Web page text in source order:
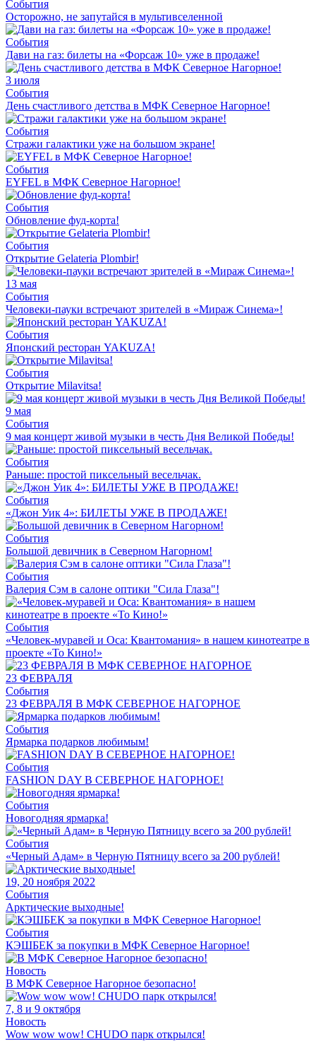
События
Осторожно, не запутайся в мультивселенной
События
Дави на газ: билеты на «Форсаж 10» уже в продаже!
3 июля
События
День счастливого детства в МФК Северное Нагорное!
События
Стражи галактики уже на большом экране!
События
EYFEL в МФК Северное Нагорное!
События
Обновление фуд-корта!
События
Открытие Gelateria Plombir!
13 мая
События
Человеки-пауки встречают зрителей в «Мираж Синема»!
События
Японский ресторан YAKUZA!
События
Открытие Milavitsa!
9 мая
События
9 мая концерт живой музыки в честь Дня Великой Победы!
События
Раньше: простой пиксельный весельчак.
События
«Джон Уик 4»: БИЛЕТЫ УЖЕ В ПРОДАЖЕ!
События
Большой девичник в Северном Нагорном!
События
Валерия Сэм в салоне оптики "Сила Глаза"!
События
«Человек-муравей и Оса: Квантомания» в нашем кинотеатре в
проекте «То Кино!»
23 ФЕВРАЛЯ
События
23 ФЕВРАЛЯ В МФК СЕВЕРНОЕ НАГОРНОЕ
События
Ярмарка подарков любимым!
События
FASHION DAY В СЕВЕРНОЕ НАГОРНОЕ!
События
Новогодняя ярмарка!
События
«Черный Адам» в Черную Пятницу всего за 200 рублей!
19, 20 ноября 2022
События
Арктические выходные!
События
КЭШБЕК за покупки в МФК Северное Нагорное!
Новость
В МФК Северное Нагорное безопасно!
7, 8 и 9 октября
Новость
Wow wow wow! CHUDO парк открылся!